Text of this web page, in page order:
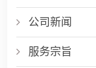
公司新闻
服务宗旨